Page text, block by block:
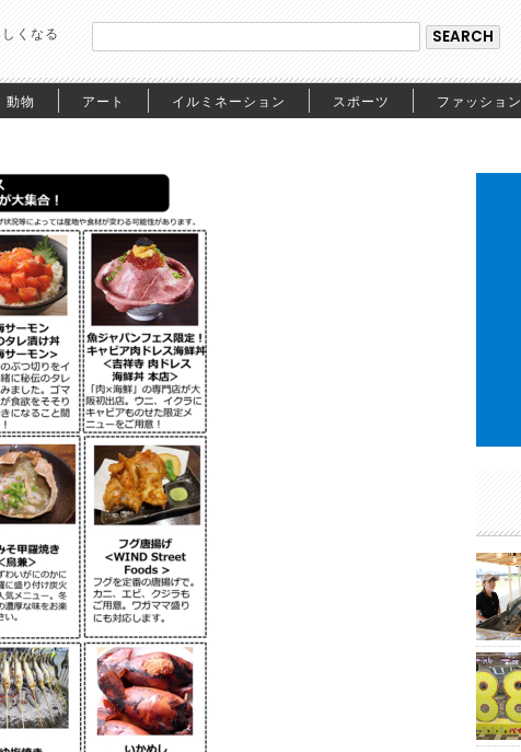
くなる
動物 アート イルミネーション スポーツ ファッション